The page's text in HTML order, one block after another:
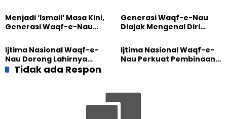
Pendidikan BERLIAN
Besar Universitas
Terbuka
Menjadi ‘Ismail’ Masa Kini,
Generasi Waqf-e-Nau
Pengabdian
Generasi Waqf-e-Nau
Diajak Mengenal Diri
Dunia
Ijtima Nasional Waqf-e-
Nau Dorong Lahirnya
Generasi Pengkhidmat
Ijtima Nasional Waqf-e-
Nau Perkuat Pembinaan
Tidak ada Respon